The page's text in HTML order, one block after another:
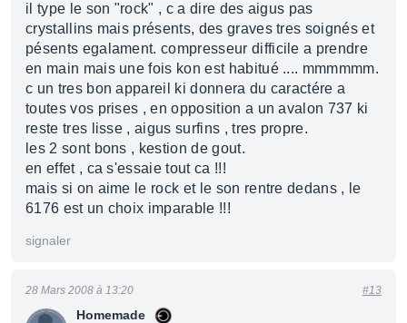
il type le son "rock" , c a dire des aigus pas
crystallins mais présents, des graves tres soignés et
pésents egalament. compresseur difficile a prendre
en main mais une fois kon est habitué .... mmmmmm.
c un tres bon appareil ki donnera du caractére a
toutes vos prises , en opposition a un avalon 737 ki
reste tres lisse , aigus surfins , tres propre.
les 2 sont bons , kestion de gout.
en effet , ca s'essaie tout ca !!!
mais si on aime le rock et le son rentre dedans , le
6176 est un choix imparable !!!
signaler
Homemade
28 Mars 2008 à 13:20 #13